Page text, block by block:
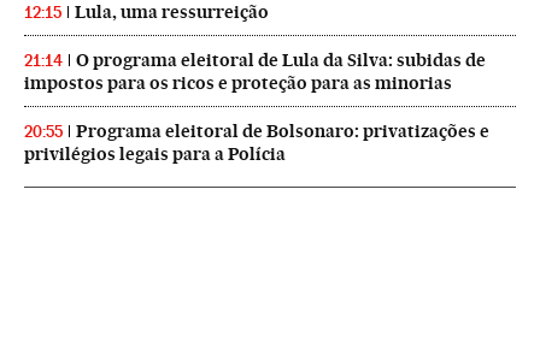
12:15 Lula, uma ressurreição
21:14
O programa eleitoral de Lula da Silva: subidas de
impostos para os ricos e proteção para as minorias
20:55
Programa eleitoral de Bolsonaro: privatizações e
privilégios legais para a Polícia